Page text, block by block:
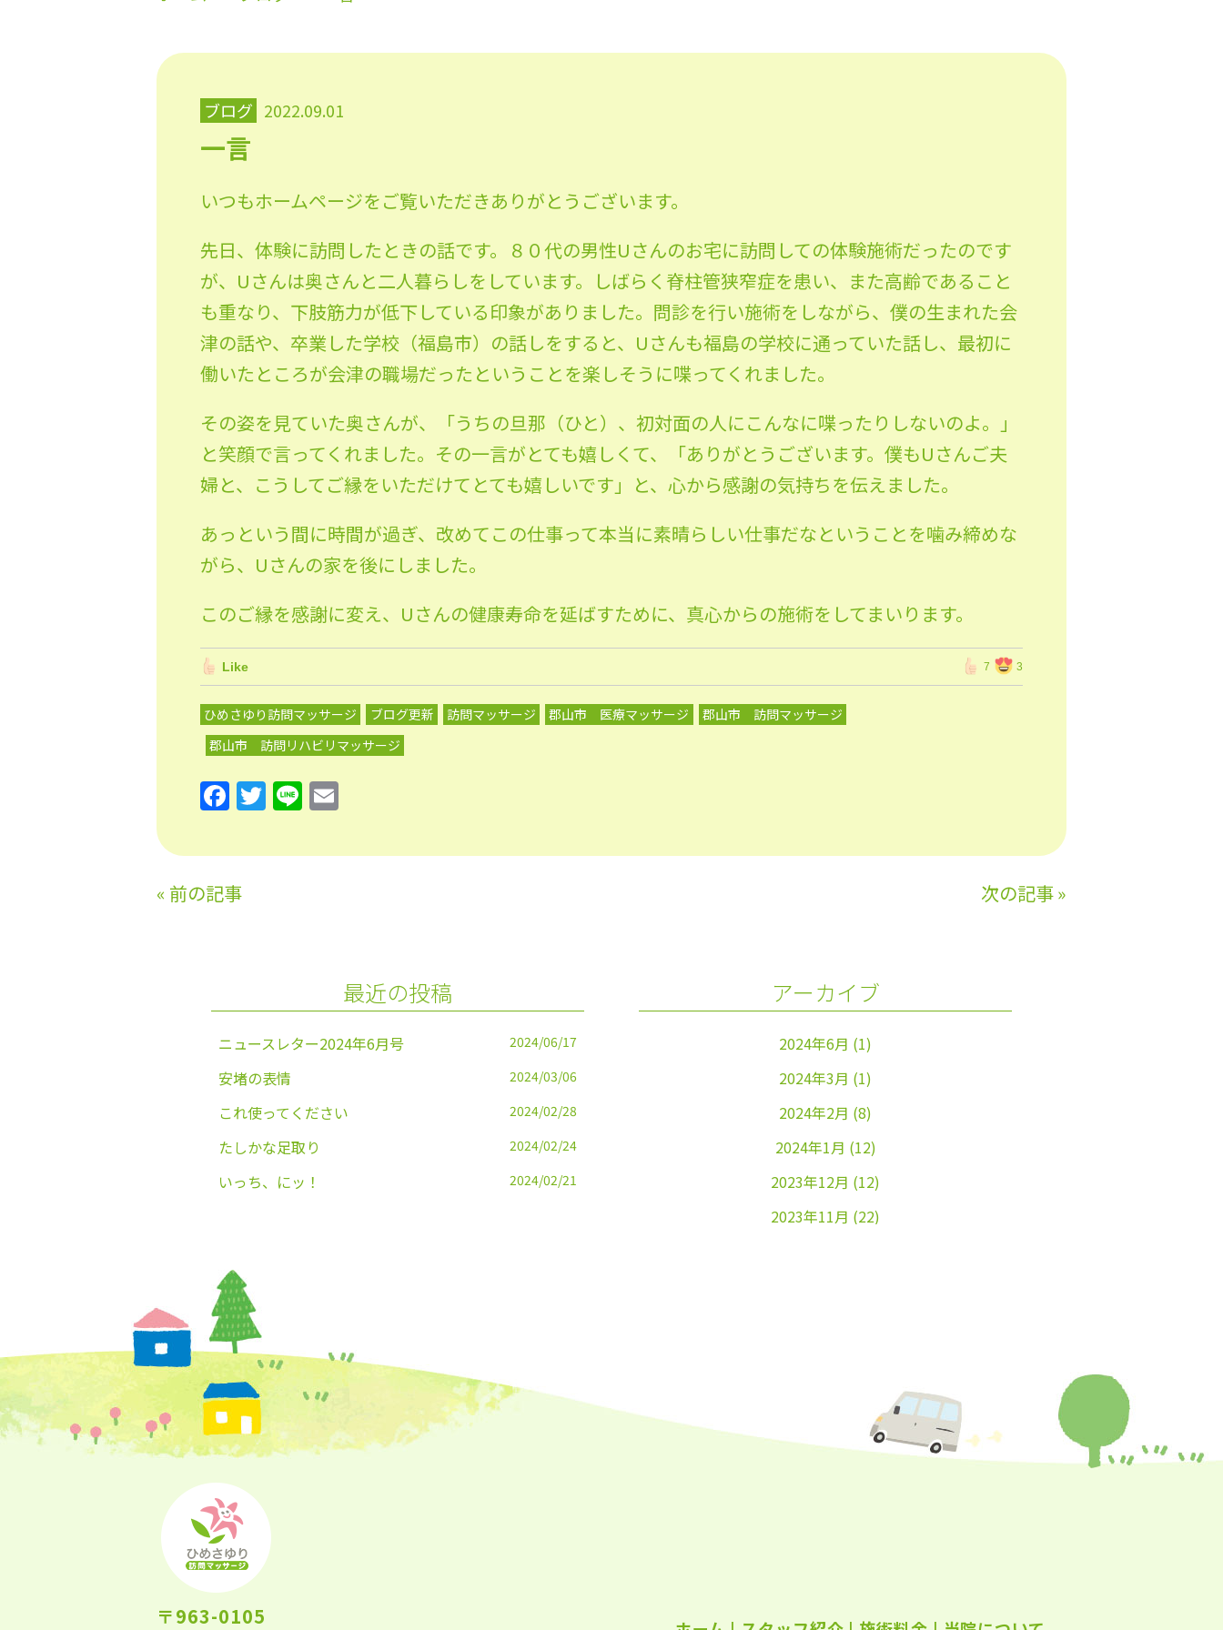
ブログ 2022.09.01
一言
いつもホームページをご覧いただきありがとうございます。
先日、体験に訪問したときの話です。８０代の男性Uさんのお宅に訪問しての体験施術だったのです
が、Uさんは奥さんと二人暮らしをしています。しばらく脊柱管狭窄症を患い、また高齢であること
も重なり、下肢筋力が低下している印象がありました。問診を行い施術をしながら、僕の生まれた会
津の話や、卒業した学校（福島市）の話しをすると、Uさんも福島の学校に通っていた話し、最初に
働いたところが会津の職場だったということを楽しそうに喋ってくれました。
その姿を見ていた奥さんが、「うちの旦那（ひと）、初対面の人にこんなに喋ったりしないのよ。」
と笑顔で言ってくれました。その一言がとても嬉しくて、「ありがとうございます。僕もUさんご夫
婦と、こうしてご縁をいただけてとても嬉しいです」と、心から感謝の気持ちを伝えました。
あっという間に時間が過ぎ、改めてこの仕事って本当に素晴らしい仕事だなということを噛み締めな
がら、Uさんの家を後にしました。
このご縁を感謝に変え、Uさんの健康寿命を延ばすために、真心からの施術をしてまいります。
Like 7 3
ひめさゆり訪問マッサージ ブログ更新 訪問マッサージ 郡山市 医療マッサージ
郡山市 訪問マッサージ
郡山市 訪問リハビリマッサージ
F
a
c
e
b
k
T
w
itt
Li
n
e ai
« 前の記事 次の記事»
最近の投稿
ニュースレター2024年6月号 2024/06/17
安堵の表情 2024/03/06
これ使ってください 2024/02/28
たしかな足取り 2024/02/24
いっち、にッ！ 2024/02/21
アーカイブ
2024年6月 (1)
2024年3月 (1)
2024年2月 (8)
2024年1月 (12)
2023年12月 (12)
2023年11月 (22)
(24)
(23)
〒963-0105